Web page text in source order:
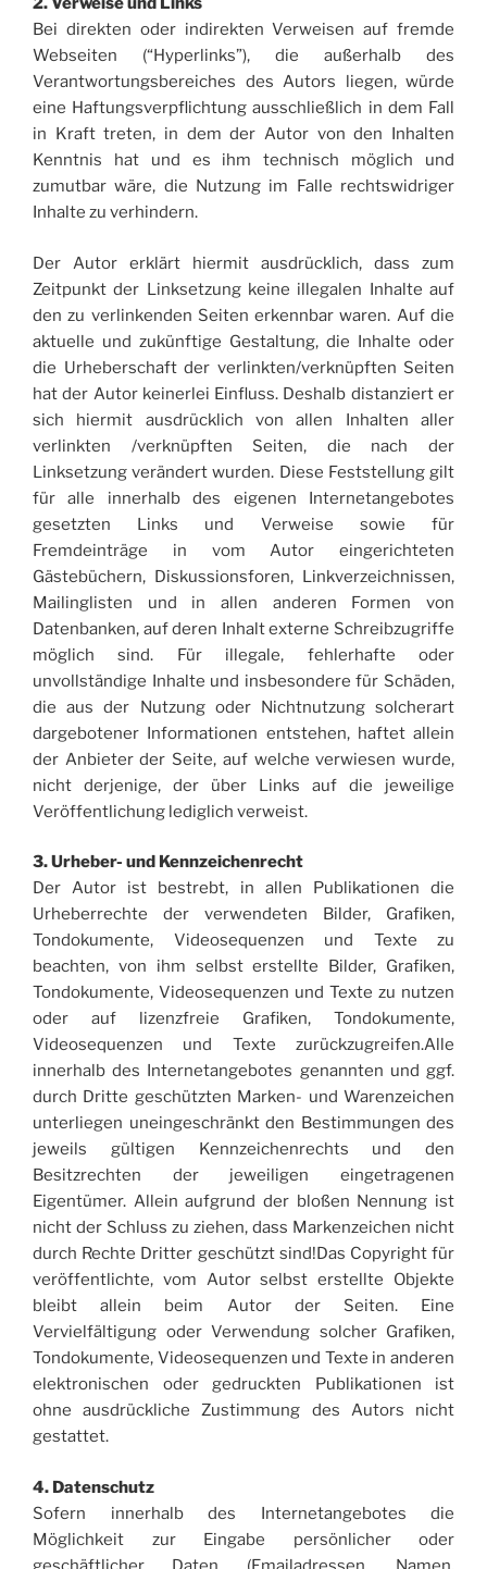
Bei direkten oder indirekten Verweisen auf fremde
Webseiten (“Hyperlinks”), die außerhalb des
Verantwortungsbereiches des Autors liegen, würde
eine Haftungsverpflichtung ausschließlich in dem Fall
in Kraft treten, in dem der Autor von den Inhalten
Kenntnis hat und es ihm technisch möglich und
zumutbar wäre, die Nutzung im Falle rechtswidriger
Inhalte zu verhindern.
Der Autor erklärt hiermit ausdrücklich, dass zum
Zeitpunkt der Linksetzung keine illegalen Inhalte auf
den zu verlinkenden Seiten erkennbar waren. Auf die
aktuelle und zukünftige Gestaltung, die Inhalte oder
die Urheberschaft der verlinkten/verknüpften Seiten
hat der Autor keinerlei Einfluss. Deshalb distanziert er
sich hiermit ausdrücklich von allen Inhalten aller
verlinkten /verknüpften Seiten, die nach der
Linksetzung verändert wurden. Diese Feststellung gilt
für alle innerhalb des eigenen Internetangebotes
gesetzten Links und Verweise sowie für
Fremdeinträge in vom Autor eingerichteten
Gästebüchern, Diskussionsforen, Linkverzeichnissen,
Mailinglisten und in allen anderen Formen von
Datenbanken, auf deren Inhalt externe Schreibzugriffe
möglich sind. Für illegale, fehlerhafte oder
unvollständige Inhalte und insbesondere für Schäden,
die aus der Nutzung oder Nichtnutzung solcherart
dargebotener Informationen entstehen, haftet allein
der Anbieter der Seite, auf welche verwiesen wurde,
nicht derjenige, der über Links auf die jeweilige
Veröffentlichung lediglich verweist.
3. Urheber- und Kennzeichenrecht
Der Autor ist bestrebt, in allen Publikationen die
Urheberrechte der verwendeten Bilder, Grafiken,
Tondokumente, Videosequenzen und Texte zu
beachten, von ihm selbst erstellte Bilder, Grafiken,
Tondokumente, Videosequenzen und Texte zu nutzen
oder auf lizenzfreie Grafiken, Tondokumente,
Videosequenzen und Texte zurückzugreifen.Alle
innerhalb des Internetangebotes genannten und ggf.
durch Dritte geschützten Marken- und Warenzeichen
unterliegen uneingeschränkt den Bestimmungen des
jeweils gültigen Kennzeichenrechts und den
Besitzrechten der jeweiligen eingetragenen
Eigentümer. Allein aufgrund der bloßen Nennung ist
nicht der Schluss zu ziehen, dass Markenzeichen nicht
durch Rechte Dritter geschützt sind!Das Copyright für
veröffentlichte, vom Autor selbst erstellte Objekte
bleibt allein beim Autor der Seiten. Eine
Vervielfältigung oder Verwendung solcher Grafiken,
Tondokumente, Videosequenzen und Texte in anderen
elektronischen oder gedruckten Publikationen ist
ohne ausdrückliche Zustimmung des Autors nicht
gestattet.
4. Datenschutz
Sofern innerhalb des Internetangebotes die
Möglichkeit zur Eingabe persönlicher oder